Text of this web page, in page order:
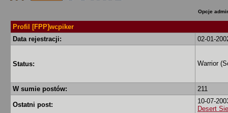
Opcje
Profil [FPP]wcpiker
Data rejestracji:
02-01-
Status: Warrior
W sumie postów: 211
Ostatni post:
10-07-
Desert